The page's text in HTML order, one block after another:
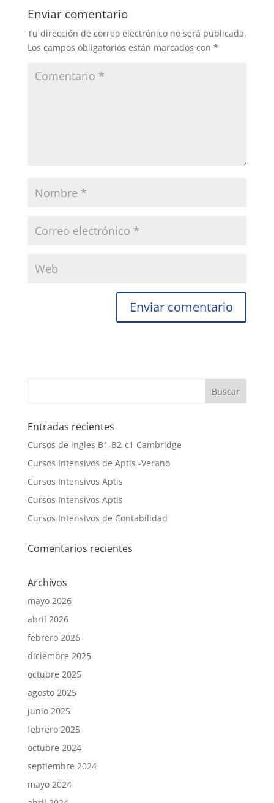
Enviar comentario
Tu dirección de correo electrónico no será publicada.
Los campos obligatorios están marcados con *
Entradas recientes
Cursos de ingles B1-B2-c1 Cambridge
Cursos Intensivos de Aptis -Verano
Cursos Intensivos Aptis
Cursos Intensivos Aptis
Cursos Intensivos de Contabilidad
Comentarios recientes
Archivos
mayo 2026
abril 2026
febrero 2026
diciembre 2025
octubre 2025
agosto 2025
junio 2025
febrero 2025
octubre 2024
septiembre 2024
mayo 2024